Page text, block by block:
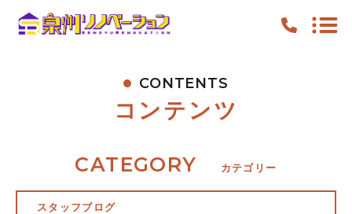
FEATURE
WORK
CONTENTS
コンテンツ
CATEGORY カテゴリー
スタッフブログ